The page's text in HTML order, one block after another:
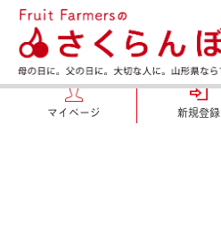
マイページ 新規登録